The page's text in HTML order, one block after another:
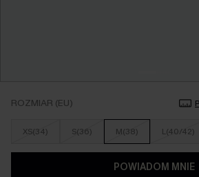
ROZMIAR (EU)
XS(34) S(36) M(38) L(40/42)
POWIADOM MNIE